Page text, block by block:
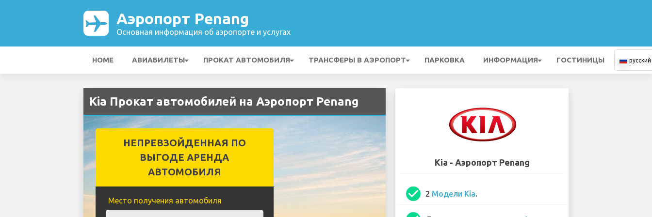
Аэропорт Penang
Основная информация об аэропорте и услугах
HOME АВИАБИЛЕТЫ ПРОКАТ АВТОМОБИЛЯ ТРАНСФЕРЫ В АЭРОПОРТ ПАРКОВКА ИНФОРМАЦИЯ ГОСТИНИЦЫ русский
Kia Прокат автомобилей на Аэропорт Penang
НЕПРЕВЗОЙДЕННАЯ ПО
ВЫГОДЕ АРЕНДА
АВТОМОБИЛЯ
Место получения автомобиля
Kia - Аэропорт Penang
check_circle 2 Модели Kia.